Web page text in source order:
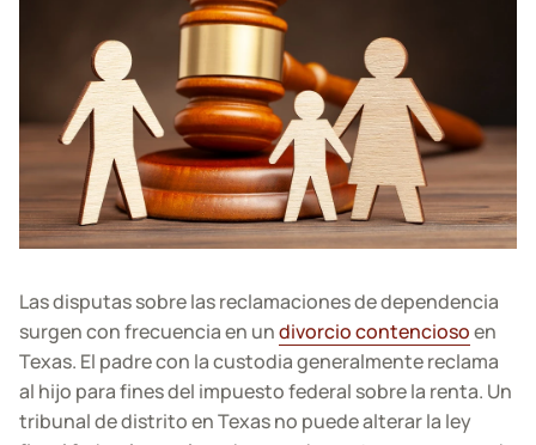
Las disputas sobre las reclamaciones de dependencia
surgen con frecuencia en undivorcio contenciosoen
Texas. El padre con la custodia generalmente reclama
al hijo para fines del impuesto federal sobre la renta. Un
tribunal de distrito en Texas no puede alterar la ley